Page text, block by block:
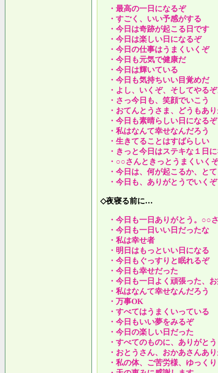
・最高の一日になるぞ
・すごく、いい予感がする
・今日は奇跡が起こる日です
・今日は楽しい日になるぞ
・今日の仕事はうまくいくぞ
・今日も元気で健康だ
・今日は輝いている
・今日も気持ちいい目覚めだ
・よし、いくぞ、そしてやる
・さっ今日も、笑顔でいこう
・おてんとうさま、どうもあ
・今日も素晴らしい日になるぞ
・私はなんて幸せなんだろう
・生きてることはすばらしい
・きっと今日はステキな１日
・○○さんときっとうまくいく
・今日は、何が起こるか、と
・今日も、ありがとうでいくぞ
◇夜寝る前に…
・今日も一日ありがとう。○○
・今日も一日いい日だったな
・私は幸せ者
・明日はもっといい日になる
・今日もぐっすりと眠れるぞ
・今日も幸せだった
・今日も一日よく頑張った、
・私はなんて幸せなんだろう
・万事OK
・すべてはうまくいっている
・今日もいい夢をみるぞ
・今日の楽しい日だった
・すべてのものに、ありがとう
・おとうさん、おかあさんあ
・私の体、ご苦労様、ゆっく